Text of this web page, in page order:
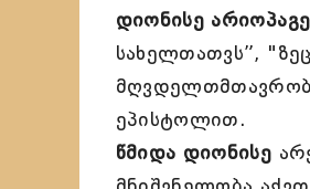
დიონისე
სახელთათვს”,
ეპისტოლით.
წმიდა დიონისე